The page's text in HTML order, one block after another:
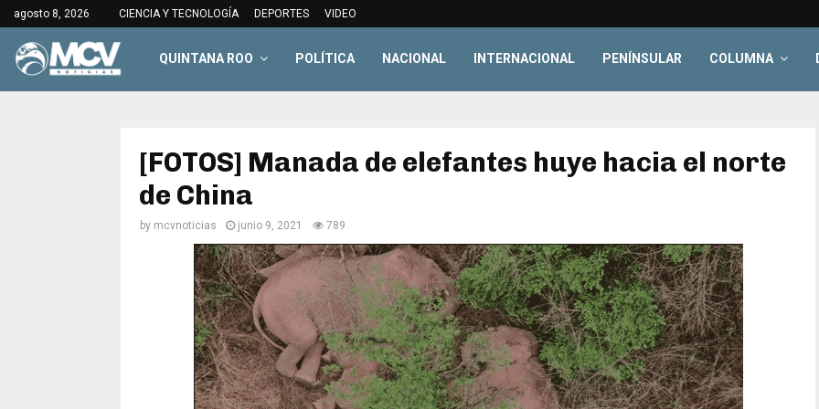
agosto 8, 2026 CIENCIA Y TECNOLOGÍA DEPORTES VIDEO
QUINTANA ROO POLÍTICA NACIONAL INTERNACIONAL PENÍNSULAR COLUMNA
[FOTOS] Manada de elefantes huye hacia el norte
de China
by mcvnoticias junio 9, 2021 789